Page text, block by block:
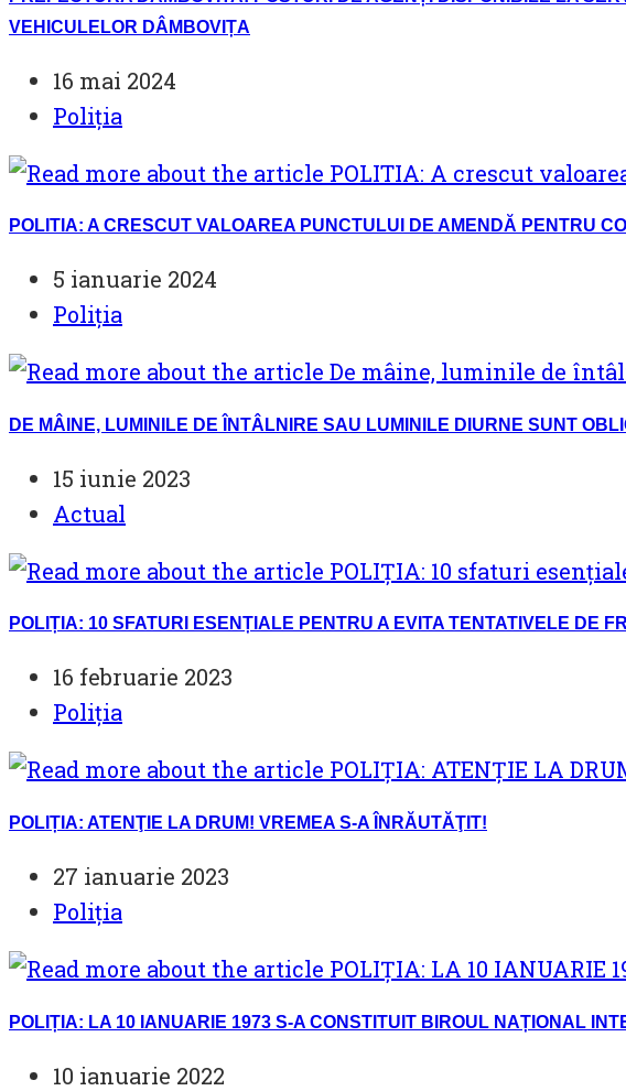
VEHICULELOR DÂMBOVIȚA
Post
published:
16 mai 2024
Post
Poliția
POLITIA: A CRESCUT VALOAREA PUNCTULUI DE AMENDĂ PENTRU
Post
published:
5 ianuarie 2024
Post
Poliția
DE MÂINE, LUMINILE DE ÎNTÂLNIRE SAU LUMINILE DIURNE SUNT
Post
published:
15 iunie 2023
Post
Actual
POLIȚIA: 10 SFATURI ESENȚIALE PENTRU A EVITA TENTATIVELE DE
Post
published:
16 februarie 2023
Post
Poliția
POLIȚIA: ATENŢIE LA DRUM! VREMEA S-A ÎNRĂUTĂŢIT!
Post
published:
27 ianuarie 2023
Post
Poliția
POLIȚIA: LA 10 IANUARIE 1973 S-A CONSTITUIT BIROUL NAȚIONAL
Post
10 ianuarie 2022